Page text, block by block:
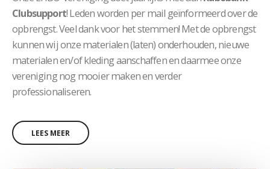
Clubsupport! Leden worden per mail geïnformeerd over de
opbrengst. Veel dank voor het stemmen! Met de opbrengst
kunnen wij onze materialen (laten) onderhouden, nieuwe
materialen en/of kleding aanschaffen en daarmee onze
vereniging nog mooier maken en verder
professionaliseren.
LEES MEER